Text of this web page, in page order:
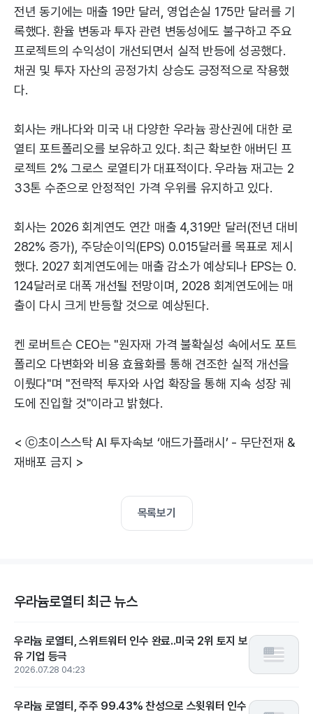
전년 동기에는 매출 19만 달러, 영업손실 175만 달러를 기
록했다. 환율 변동과 투자 관련 변동성에도 불구하고 주요
프로젝트의 수익성이 개선되면서 실적 반등에 성공했다.
채권 및 투자 자산의 공정가치 상승도 긍정적으로 작용했
다.
회사는 캐나다와 미국 내 다양한 우라늄 광산권에 대한 로
열티 포트폴리오를 보유하고 있다. 최근 확보한 애버딘 프
로젝트 2% 그로스 로열티가 대표적이다. 우라늄 재고는 2
33톤 수준으로 안정적인 가격 우위를 유지하고 있다.
회사는 2026 회계연도 연간 매출 4,319만 달러(전년 대비
282% 증가), 주당순이익(EPS) 0.015달러를 목표로 제시
했다. 2027 회계연도에는 매출 감소가 예상되나 EPS는 0.
124달러로 대폭 개선될 전망이며, 2028 회계연도에는 매
출이 다시 크게 반등할 것으로 예상된다.
켄 로버트슨 CEO는 "원자재 가격 불확실성 속에서도 포트
폴리오 다변화와 비용 효율화를 통해 견조한 실적 개선을
이뤘다"며 "전략적 투자와 사업 확장을 통해 지속 성장 궤
도에 진입할 것"이라고 밝혔다.
< ⓒ초이스스탁 AI 투자속보 ‘애드가플래시’ - 무단전재 &
재배포 금지 >
목록보기
우라늄로열티 최근 뉴스
우라늄 로열티, 스위트워터 인수 완료..미국 2위 토지 보
유 기업 등극
2026.07.28 04:23
우라늄 로열티, 주주 99.43% 찬성으로 스윗워터 인수